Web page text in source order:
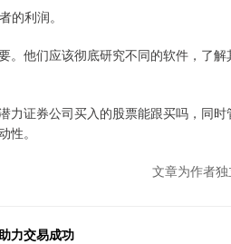
的利润。
他们应该彻底研究不同的软件，了
证券公司买入的股票能跟买吗，同
。
文章为作者
力交易成功